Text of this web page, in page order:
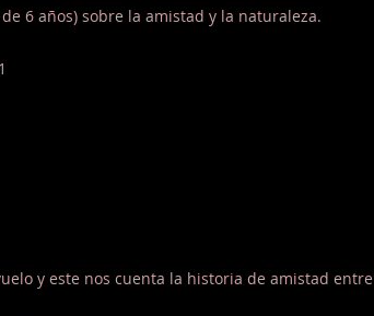
6 años) sobre la amistad y la naturaleza.
y este nos cuenta la historia de amistad entre